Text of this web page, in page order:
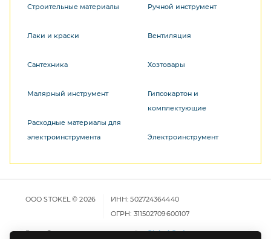
Строительные материалы
Лаки и краски
Сантехника
Малярный инструмент
Расходные материалы для
электроинструмента
Ручной инструмент
Вентиляция
Хозтовары
Гипсокартон и
комплектующие
Электроинструмент
ООО STOKEL © 2026
ИНН: 502724364440
ОГРН: 311502709600107
Разработка и продвижение сайтаGlobal Code